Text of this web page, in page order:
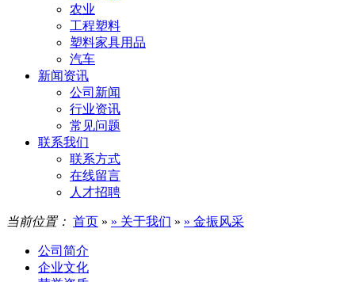
农业
工程塑料
塑料家具用品
汽车
新闻资讯
公司新闻
行业资讯
常见问题
联系我们
联系方式
在线留言
人才招聘
当前位置： 首页 » » 关于我们 » » 金振风采
公司简介
企业文化